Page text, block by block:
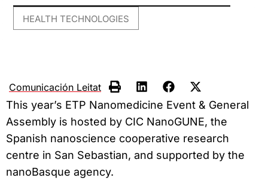
HEALTH TECHNOLOGIES
Comunicación Leitat
This year’s ETP Nanomedicine Event & General
Assembly is hosted by CIC NanoGUNE, the
Spanish nanoscience cooperative research
centre in San Sebastian, and supported by the
nanoBasque agency.